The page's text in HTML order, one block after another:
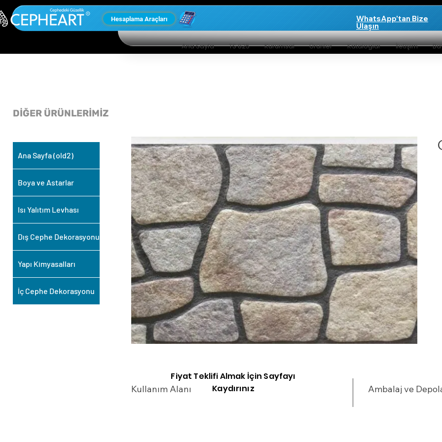
Hesaplama Araçları WhatsApp'tan Bize
Ulaşın
Ana Sayfa TS 825 Kurumsal Ürünler Kataloglar İletişim
Kullanım Alanı Ambalaj ve
Fiyat Teklifi Almak İçin Sayfayı
Kaydırınız
Ana Sayfa (old2)
Boya ve Astarlar
Isı Yalıtım Levhası
Dış Cephe Dekorasyonu
Yapı Kimyasalları
İç Cephe Dekorasyonu
DİĞER ÜRÜNLERİMİZ